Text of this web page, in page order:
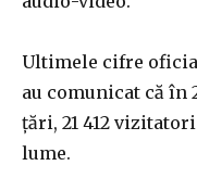
Ultimele cifre
au comunicat că în
țări, 21 412
lume.